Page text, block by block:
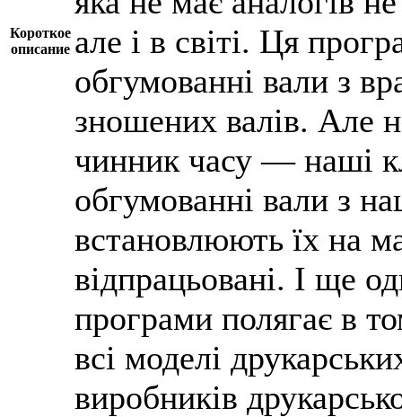
Короткое
описание але і в світі. Ця
обгумованні вали з
зношених валів. Але
чинник часу — наші
обгумованні вали з
встановлюють їх на
відпрацьовані. І ще
програми полягає в
всі моделі
виробників